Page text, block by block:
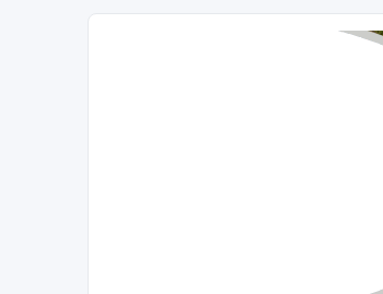
Stylevan - Vans